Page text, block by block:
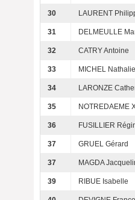
30 LAURENT
31 DELMEULLE
32 CATRY Antoine
33 MICHEL Nathalie
34 LARONZE
35 NOTREDAEME
36 FUSILLIER
37 GRUEL Gérard
37 MAGDA
39 RIBUE Isabelle